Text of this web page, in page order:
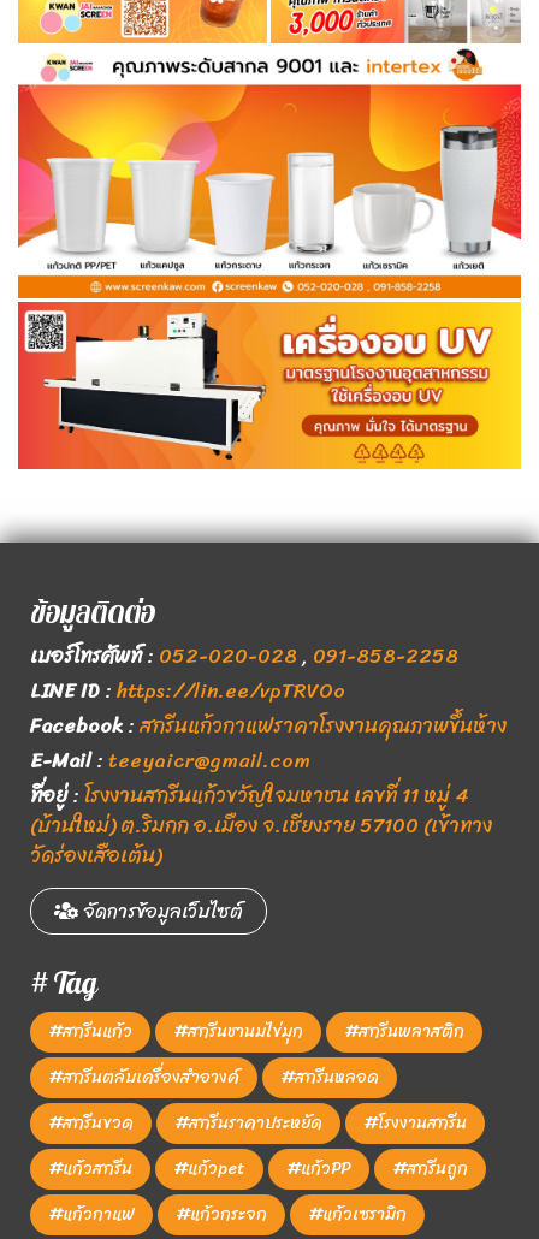
ข้อมูลติดต่อ
เบอร์โทรศัพท์: 052-020-028, 091-858-2258
LINE ID:https://lin.ee/vpTRVOo
Facebook:สกรีนแก้วกาแฟราคาโรงงานคุณภาพขึ้นห้าง
E-Mail:teeyaicr@gmail.com
ที่อยู่:โรงงานสกรีนแก้วขวัญใจมหาชน เลขที่ 11 หมู่ 4
(บ้านใหม่) ต.ริมกก อ.เมือง จ.เชียงราย 57100 (เข้าทาง
วัดร่องเสือเต้น)
จัดการข้อมูลเว็บไซต์
# Tag
#สกรีนแก้ว #สกรีนชานมไข่มุก
#สกรีนพลาสติก
#สกรีนตลับเครื่องสำอางค์
#สกรีนหลอด
#สกรีนขวด
#สกรีนราคาประหยัด
#โรงงานสกรีน
#แก้วสกรีน
#แก้วpet #แก้วPP
#สกรีนถูก
#แก้วกาแฟ
#แก้วกระจก #แก้วเซรามิก